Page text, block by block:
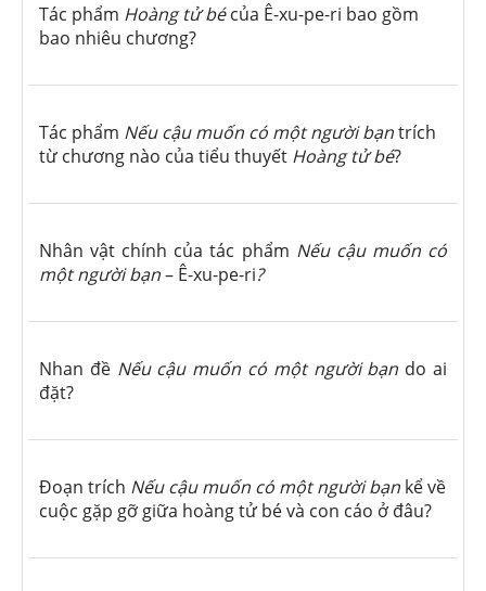
Tác phẩm Hoàng tử bécủa Ê-xu-pe-ri bao gồm
bao nhiêu chương?
Tác phẩm Nếu cậu muốn có một người bạntrích
từ chương nào của tiểu thuyết Hoàng tử bé?
Nhân vật chính của tác phẩm Nếu cậu muốn có
một người bạn– Ê-xu-pe-ri?
Nhan đề Nếu cậu muốn có một người bạn do ai
đặt?
Đoạn trích Nếu cậu muốn có một người bạn kể về
cuộc gặp gỡ giữa hoàng tử bé và con cáo ở đâu?